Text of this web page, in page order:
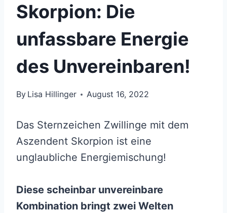
Skorpion: Die
unfassbare Energie
des Unvereinbaren!
By Lisa Hillinger August 16, 2022
Das Sternzeichen Zwillinge mit dem
Aszendent Skorpion ist eine
unglaubliche Energiemischung!
Diese scheinbar unvereinbare
Kombination bringt zwei Welten